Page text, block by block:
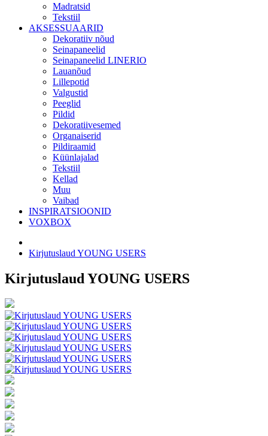
Madratsid
Tekstiil
AKSESSUAARID
Dekoratiiv nõud
Seinapaneelid
Seinapaneelid LINERIO
Lauanõud
Lillepotid
Valgustid
Peeglid
Pildid
Dekoratiivesemed
Organaiserid
Pildiraamid
Küünlajalad
Tekstiil
Kellad
Muu
Vaibad
INSPIRATSIOONID
VOXBOX
Kirjutuslaud YOUNG USERS
Kirjutuslaud YOUNG USERS